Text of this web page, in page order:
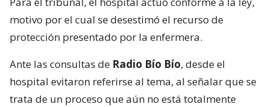
motivo por el cual se desestimó el recurso de
protección presentado por la enfermera.
Ante las consultas de Radio Bío Bío, desde el
hospital evitaron referirse al tema, al señalar que se
trata de un proceso que aún no está totalmente